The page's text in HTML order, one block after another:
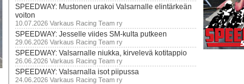
SPEEDWAY: Mustonen urakoi Valsarnalle elintärkeän
voiton
10.07.2026 Varkaus Racing Team ry
SPEEDWAY: Jesselle viides SM-kulta putkeen
29.06.2026 Varkaus Racing Team ry
SPEEDWAY: Valsarnalle niukka, kirvelevä kotitappio
26.06.2026 Varkaus Racing Team ry
SPEEDWAY: Valsarnalla isot piipussa
24.06.2026 Varkaus Racing Team ry